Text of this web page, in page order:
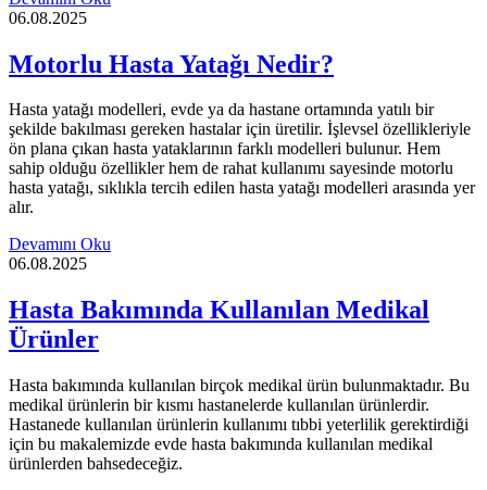
06.08.2025
Motorlu Hasta Yatağı Nedir?
Hasta yatağı modelleri, evde ya da hastane ortamında yatılı bir
şekilde bakılması gereken hastalar için üretilir. İşlevsel özellikleriyle
ön plana çıkan hasta yataklarının farklı modelleri bulunur. Hem
sahip olduğu özellikler hem de rahat kullanımı sayesinde motorlu
hasta yatağı, sıklıkla tercih edilen hasta yatağı modelleri arasında yer
alır.
Devamını Oku
06.08.2025
Hasta Bakımında Kullanılan Medikal
Ürünler
Hasta bakımında kullanılan birçok medikal ürün bulunmaktadır. Bu
medikal ürünlerin bir kısmı hastanelerde kullanılan ürünlerdir.
Hastanede kullanılan ürünlerin kullanımı tıbbi yeterlilik gerektirdiği
için bu makalemizde evde hasta bakımında kullanılan medikal
ürünlerden bahsedeceğiz.